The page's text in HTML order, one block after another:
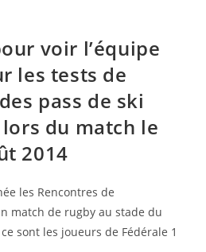
voir l’équipe
les tests de
pass de ski
du match le
2014
les Rencontres de
match de rugby au stade du
sont les joueurs de Fédérale 1